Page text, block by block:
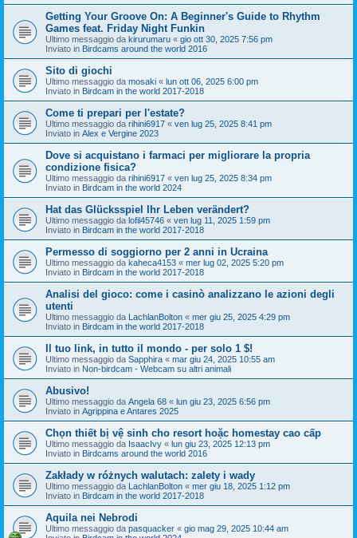
Getting Your Groove On: A Beginner's Guide to Rhythm
Games feat. Friday Night Funkin
Ultimo messaggio da kirurumaru « gio ott 30, 2025 7:56 pm
Inviato in Birdcams around the world 2016
Sito di giochi
Ultimo messaggio da mosaki « lun ott 06, 2025 6:00 pm
Inviato in Birdcam in the world 2017-2018
Come ti prepari per l'estate?
Ultimo messaggio da rihini6917 « ven lug 25, 2025 8:41 pm
Inviato in Alex e Vergine 2023
Dove si acquistano i farmaci per migliorare la propria
condizione fisica?
Ultimo messaggio da rihini6917 « ven lug 25, 2025 8:34 pm
Inviato in Birdcam in the world 2024
Hat das Glücksspiel Ihr Leben verändert?
Ultimo messaggio da lofil45746 « ven lug 11, 2025 1:59 pm
Inviato in Birdcam in the world 2017-2018
Permesso di soggiorno per 2 anni in Ucraina
Ultimo messaggio da kaheca4153 « mer lug 02, 2025 5:20 pm
Inviato in Birdcam in the world 2017-2018
Analisi del gioco: come i casinò analizzano le azioni degli
utenti
Ultimo messaggio da LachlanBolton « mer giu 25, 2025 4:29 pm
Inviato in Birdcam in the world 2017-2018
Il tuo link, in tutto il mondo - per solo 1 $!
Ultimo messaggio da Sapphira « mar giu 24, 2025 10:55 am
Inviato in Non-birdcam - Webcam su altri animali
Abusivo!
Ultimo messaggio da Angela 68 « lun giu 23, 2025 6:56 pm
Inviato in Agrippina e Antares 2025
Chọn thiết bị vệ sinh cho resort hoặc homestay cao cấp
Ultimo messaggio da IsaacIvy « lun giu 23, 2025 12:13 pm
Inviato in Birdcams around the world 2016
Zakłady w różnych walutach: zalety i wady
Ultimo messaggio da LachlanBolton « mer giu 18, 2025 1:12 pm
Inviato in Birdcam in the world 2017-2018
Aquila nei Nebrodi
Ultimo messaggio da pasquacker « gio mag 29, 2025 10:44 am